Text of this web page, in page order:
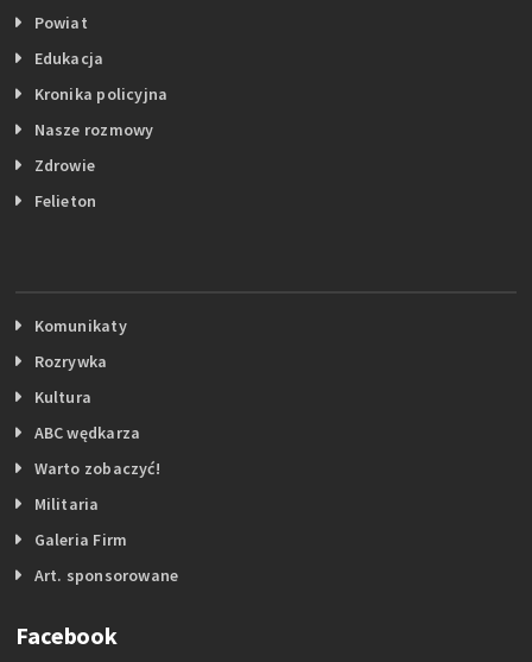
Powiat
Edukacja
Kronika policyjna
Nasze rozmowy
Zdrowie
Felieton
Komunikaty
Rozrywka
Kultura
ABC wędkarza
Warto zobaczyć!
Militaria
Galeria Firm
Art. sponsorowane
Facebook